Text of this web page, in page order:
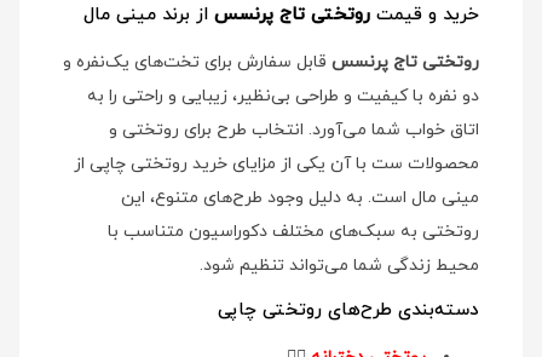
خرید و قیمت روتختی تاج پرنسس از برند مینی مال
روتختی تاج پرنسس قابل سفارش برای تخت‌های یک‌نفره و
دو نفره با کیفیت و طراحی بی‌نظیر، زیبایی و راحتی را به
اتاق خواب شما می‌آورد. انتخاب طرح برای روتختی و
محصولات ست با آن یکی از مزایای خرید روتختی چاپی از
مینی مال است. به دلیل وجود طرح‌های متنوع، این
روتختی به سبک‌های مختلف دکوراسیون متناسب با
محیط زندگی شما می‌تواند تنظیم شود.
دسته‌بندی طرح‌های روتختی چاپی